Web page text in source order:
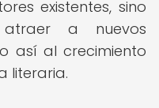
existentes, sino
a nuevos
así al crecimiento
literaria.